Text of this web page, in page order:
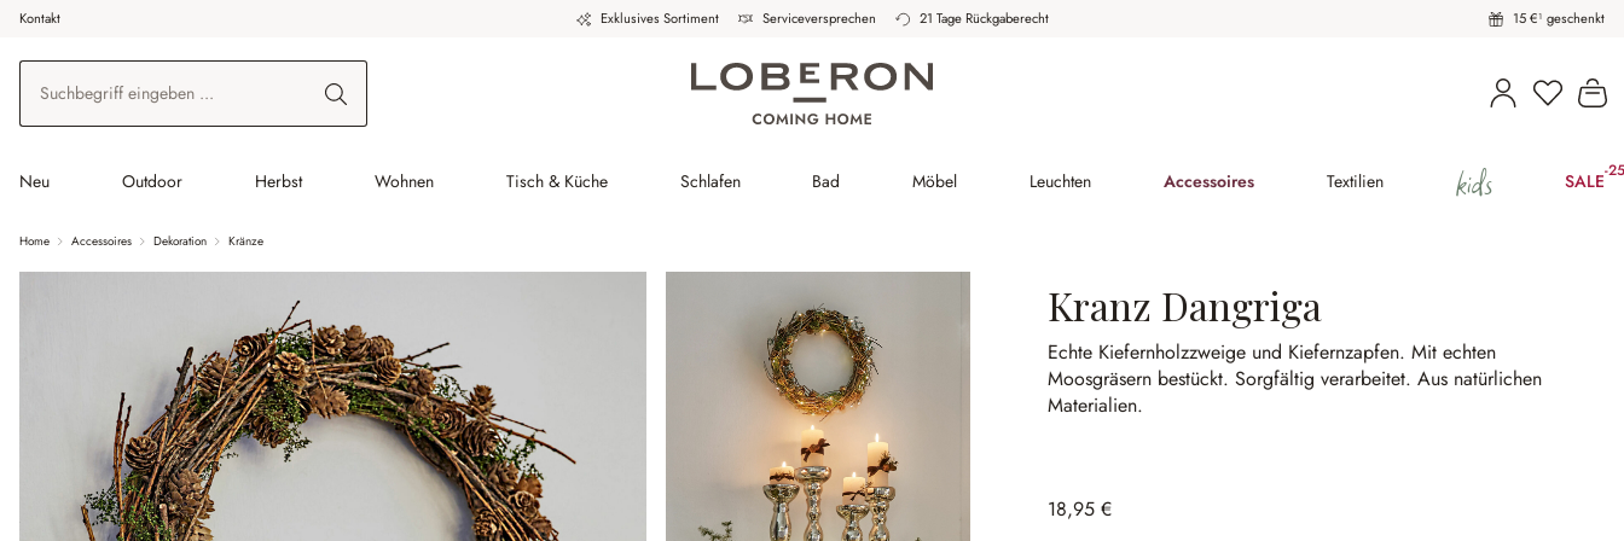
Hauptinhalt springen
Zur Suche springen
Zur Hauptnavigation springen
Kontakt Exklusives Sortiment Serviceversprechen 21 Tage Rückgaberecht 15 €¹ geschenkt
Du hast
Neu Outdoor Herbst Wohnen Tisch & Küche Schlafen Bad Möbel Leuchten Accessoires Textilien kids SALE-
Home Accessoires Dekoration Kränze
Kranz Dangriga
Echte Kiefernholzzweige und Kiefernzapfen.Mit echten
Moosgräsern bestückt.Sorgfältig verarbeitet.Aus natürlichen
Materialien.
18,95 €